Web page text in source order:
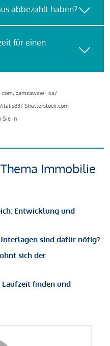
abbezahlt haben?
für einen
zamzawawi isa/
Shutterstock.com
Sie in
Immobilie
Entwicklung und
sind dafür nötig?
sich der
Laufzeit finden und